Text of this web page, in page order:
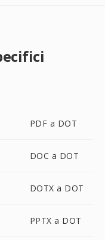
PDF a DOT
DOC a DOT
DOTX a DOT
PPTX a DOT